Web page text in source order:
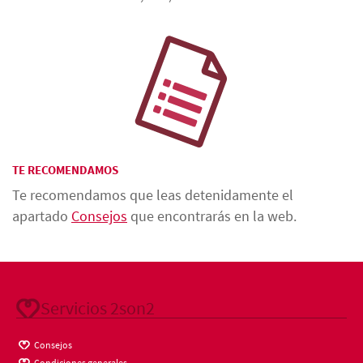
TE RECOMENDAMOS
Te recomendamos que leas detenidamente el
apartado Consejos que encontrarás en la web.
Servicios 2son2
Consejos